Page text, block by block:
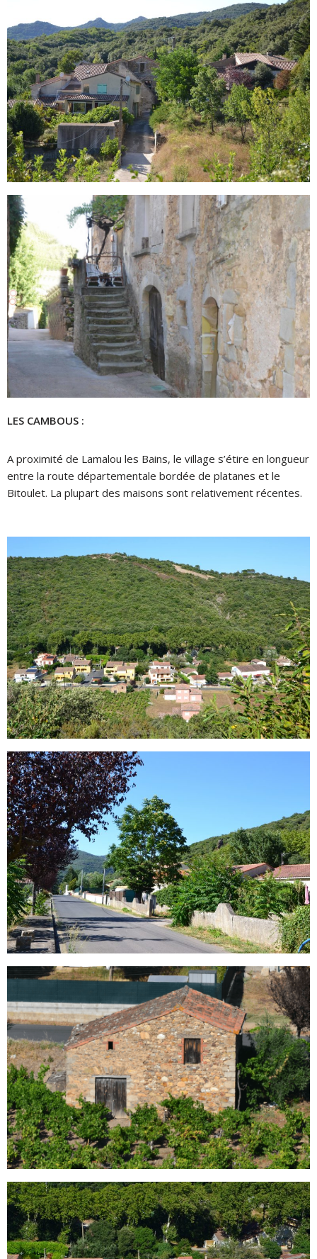
LES CAMBOUS :
A proximité de Lamalou les Bains, le village s’étire en longueur
entre la route départementale bordée de platanes et le
Bitoulet. La plupart des maisons sont relativement récentes.